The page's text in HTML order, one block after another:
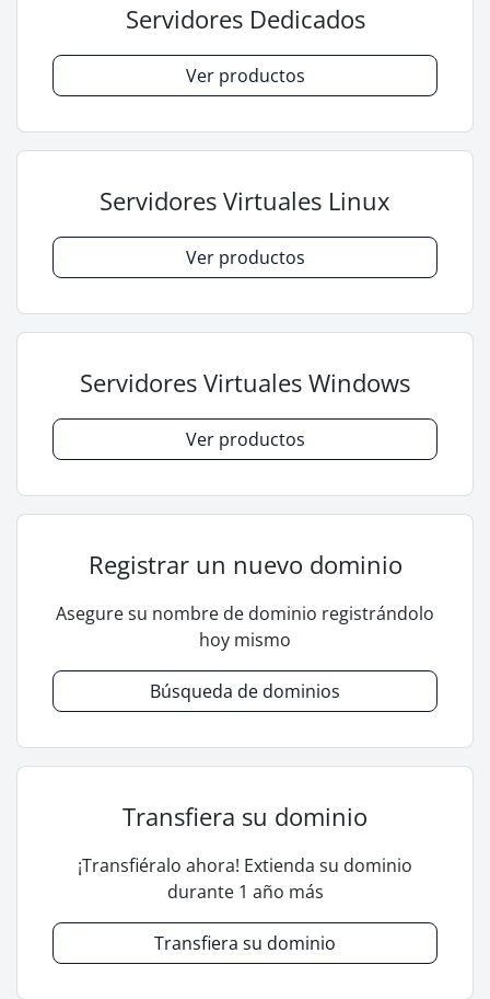
Servidores Dedicados
Ver productos
Servidores Virtuales Linux
Ver productos
Servidores Virtuales Windows
Ver productos
Registrar un nuevo dominio
Asegure su nombre de dominio registrándolo
hoy mismo
Búsqueda de dominios
Transfiera su dominio
¡Transfiéralo ahora! Extienda su dominio
durante 1 año más
Transfiera su dominio